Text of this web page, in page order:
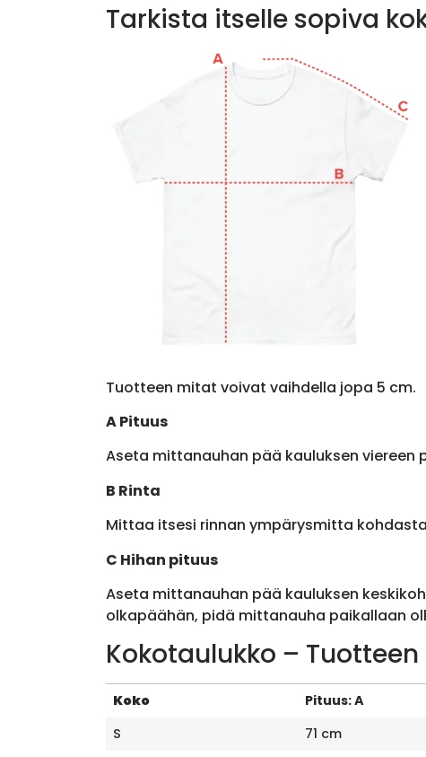
Tarkista itselle sopiva
Tuotteen mitat voivat vaihdella jopa 5 cm.
A Pituus
Aseta mittanauhan pää kauluksen
B Rinta
Mittaa itsesi rinnan ympärysmitta
C Hihan pituus
Aseta mittanauhan pää kauluksen
olkapäähän, pidä mittanauha paikallaan
Kokotaulukko –
Koko Pituus: A
S
71 cm